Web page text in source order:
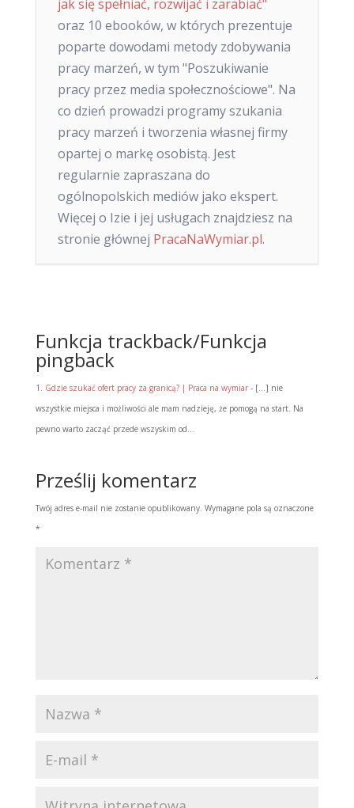
jak się spełniać, rozwijać i zarabiać"
oraz 10 ebooków, w których prezentuje
poparte dowodami metody zdobywania
pracy marzeń, w tym "Poszukiwanie
pracy przez media społecznościowe". Na
co dzień prowadzi programy szukania
pracy marzeń i tworzenia własnej firmy
opartej o markę osobistą. Jest
regularnie zapraszana do
ogólnopolskich mediów jako ekspert.
Więcej o Izie i jej usługach znajdziesz na
stronie głównej PracaNaWymiar.pl.
Funkcja trackback/Funkcja
pingback
Gdzie szukać ofert pracy za granicą? | Praca na wymiar- […] nie
wszystkie miejsca i możliwości ale mam nadzieję, że pomogą na start. Na
pewno warto zacząć przede wszyskim od…
Prześlij komentarz
Twój adres e-mail nie zostanie opublikowany. Wymagane pola są oznaczone
*